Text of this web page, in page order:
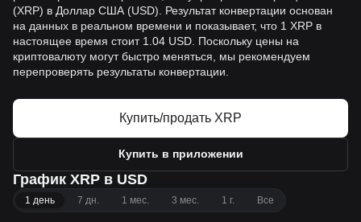
(XRP) в Доллар США (USD). Результат конвертации основан
на данных в реальном времени и показывает, что 1 XRP в
настоящее время стоит 1.04 USD. Поскольку цены на
криптовалюту могут быстро меняться, мы рекомендуем
перепроверять результаты конвертации.
Купить/продать XRP
Купить в приложении
График XRP в USD
1 день 7 дн. 1 мес. 3 мес. 1 г. Все